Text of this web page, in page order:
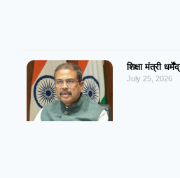
शिक्षा मंत्री
July 25, 2026